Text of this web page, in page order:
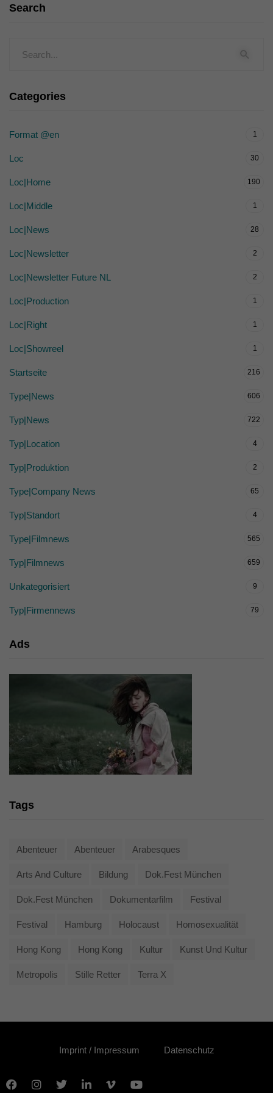
Search
Categories
Format @en 1
Loc 30
Loc|Home 190
Loc|Middle 1
Loc|News 28
Loc|Newsletter 2
Loc|Newsletter Future NL 2
Loc|Production 1
Loc|Right 1
Loc|Showreel 1
Startseite 216
Type|News 606
Typ|News 722
Typ|Location 4
Typ|Produktion 2
Type|Company News 65
Typ|Standort 4
Type|Filmnews 565
Typ|Filmnews 659
Unkategorisiert 9
Typ|Firmennews 79
Ads
Tags
Abenteuer Abenteuer Arabesques
Arts And Culture Bildung Dok.fest München
Dok.fest München Dokumentarfilm Festival
Festival Hamburg Holocaust Homosexualität
Hong Kong Hong Kong Kultur Kunst Und Kultur
Metropolis Stille Retter Terra X
Imprint / Impressum Datenschutz